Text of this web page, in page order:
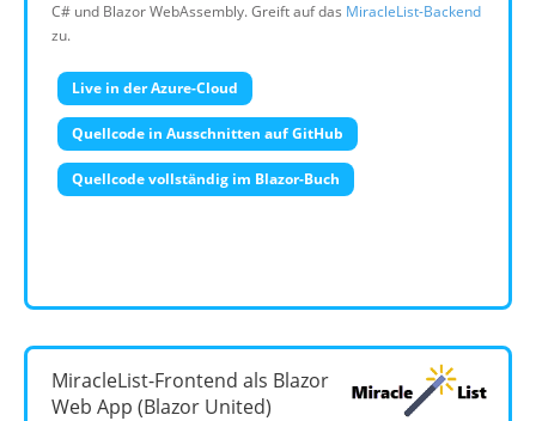
C# und Blazor WebAssembly. Greift auf das MiracleList-Backend
zu.
Live in der Azure-Cloud
Quellcode in Ausschnitten auf GitHub
Quellcode vollständig im Blazor-Buch
MiracleList-Frontend als Blazor
Web App (Blazor United)